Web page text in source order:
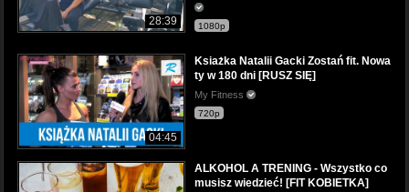
28:39 1080p
04:45
Ksiażka Natalii Gacki Zostań fit. Nowa
ty w 180 dni [RUSZ SIĘ]
My Fitness
720p
ALKOHOL A TRENING - Wszystko co
musisz wiedzieć! [FIT KOBIETKA]